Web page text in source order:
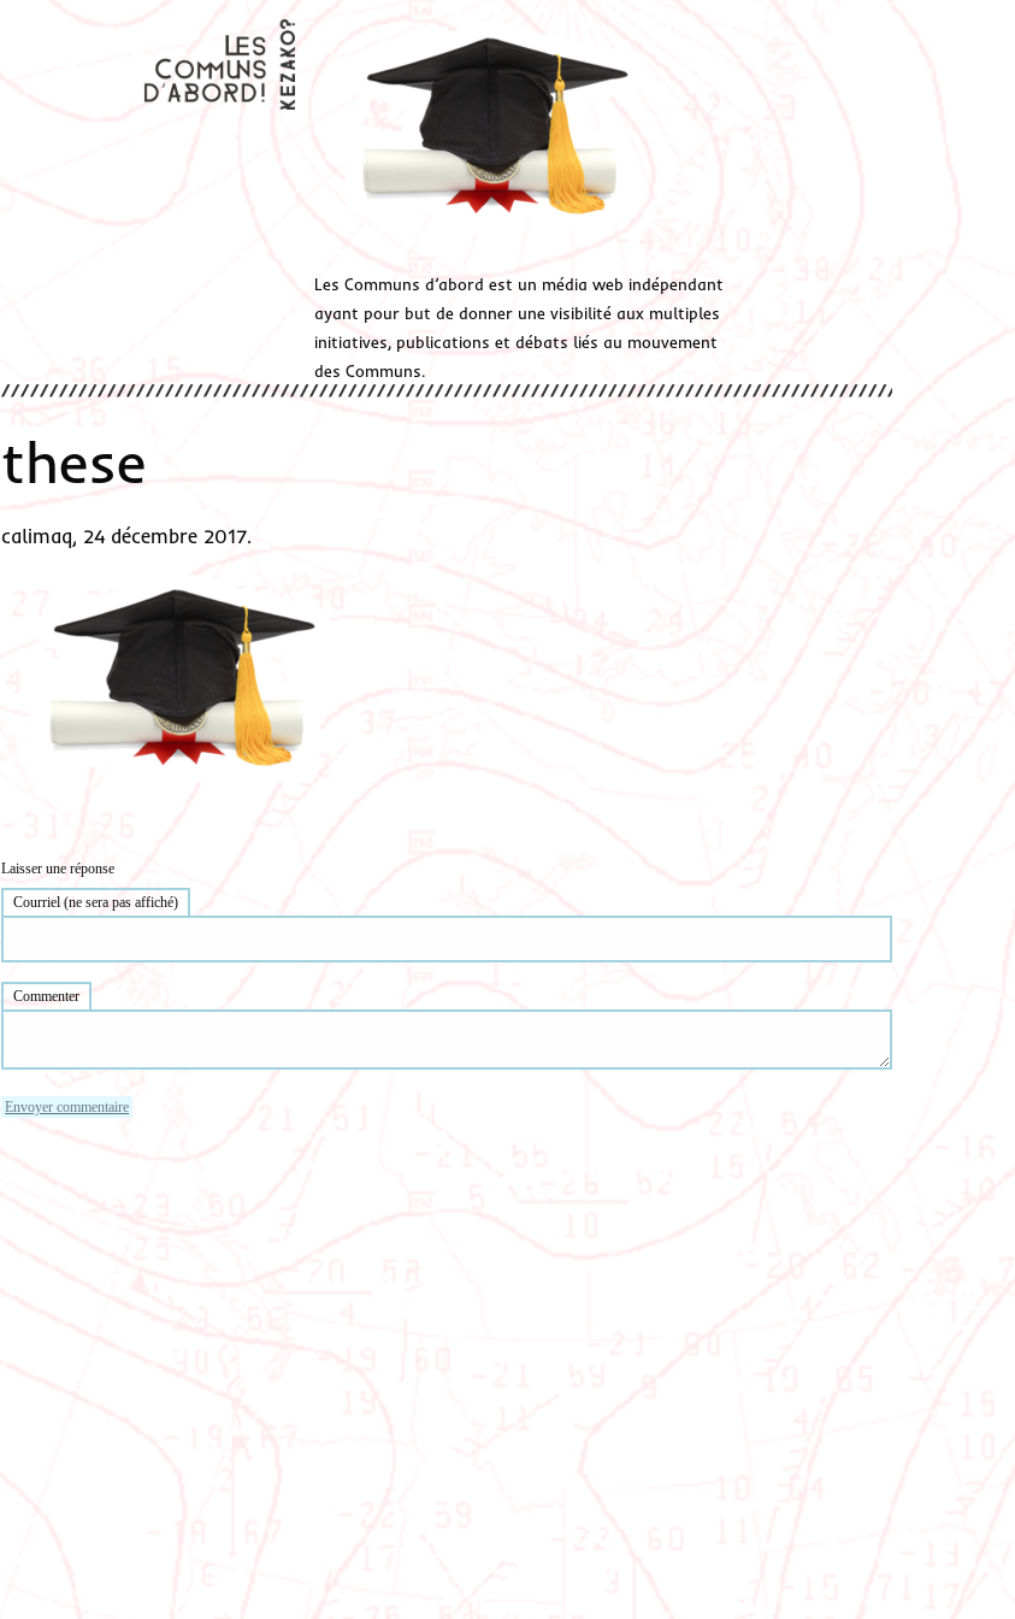
Les Communs d’abord est un média web indépendant
ayant pour but de donner une visibilité aux multiples
initiatives, publications et débats liés au mouvement
des Communs.
these
calimaq, 24 décembre 2017.
Laisser une réponse
Courriel (ne sera pas affiché)
Commenter